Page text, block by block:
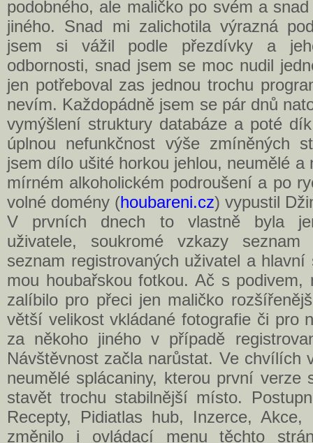
podobného, ale maličko po svém a
jiného. Snad mi zalichotila výrazná
jsem si vážil podle přezdívky a
odbornosti, snad jsem se moc nudil
jen potřeboval zas jednou trochu
nevím. Každopádně jsem se pár dnů
vymýšlení struktury databáze a poté
úplnou nefunkčnost výše zmíněných
jsem dílo ušité horkou jehlou, neumělé a
mírném alkoholickém podroušení a po
volné domény (houbareni.cz) vypustil
V prvních dnech to vlastně byla
uživatele, soukromé vzkazy seznam
seznam registrovaných uživatel a
mou houbařskou fotkou. Ač s podivem,
zalíbilo pro přeci jen maličko
větší velikost vkládané fotografie či pro
za někoho jiného v případě
Návštěvnost začla narůstat. Ve chvílích
neumělé splácaniny, kterou první verze
stavět trochu stabilnější místo.
Recepty, Pidiatlas hub, Inzerce,
změnilo i ovládací menu těchto